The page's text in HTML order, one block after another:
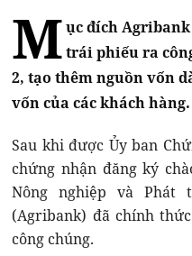
M ục đích Agribank
trái phiếu ra
2, tạo thêm nguồn vốn
vốn của các khách hàng.
Sau khi được Ủy ban
chứng nhận đăng ký
Nông nghiệp và Phát
(Agribank) đã chính
công chúng.